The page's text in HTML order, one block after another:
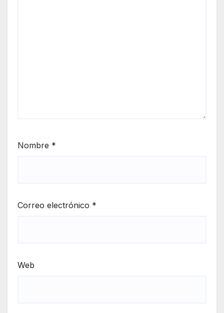
Nombre *
Correo electrónico *
Web